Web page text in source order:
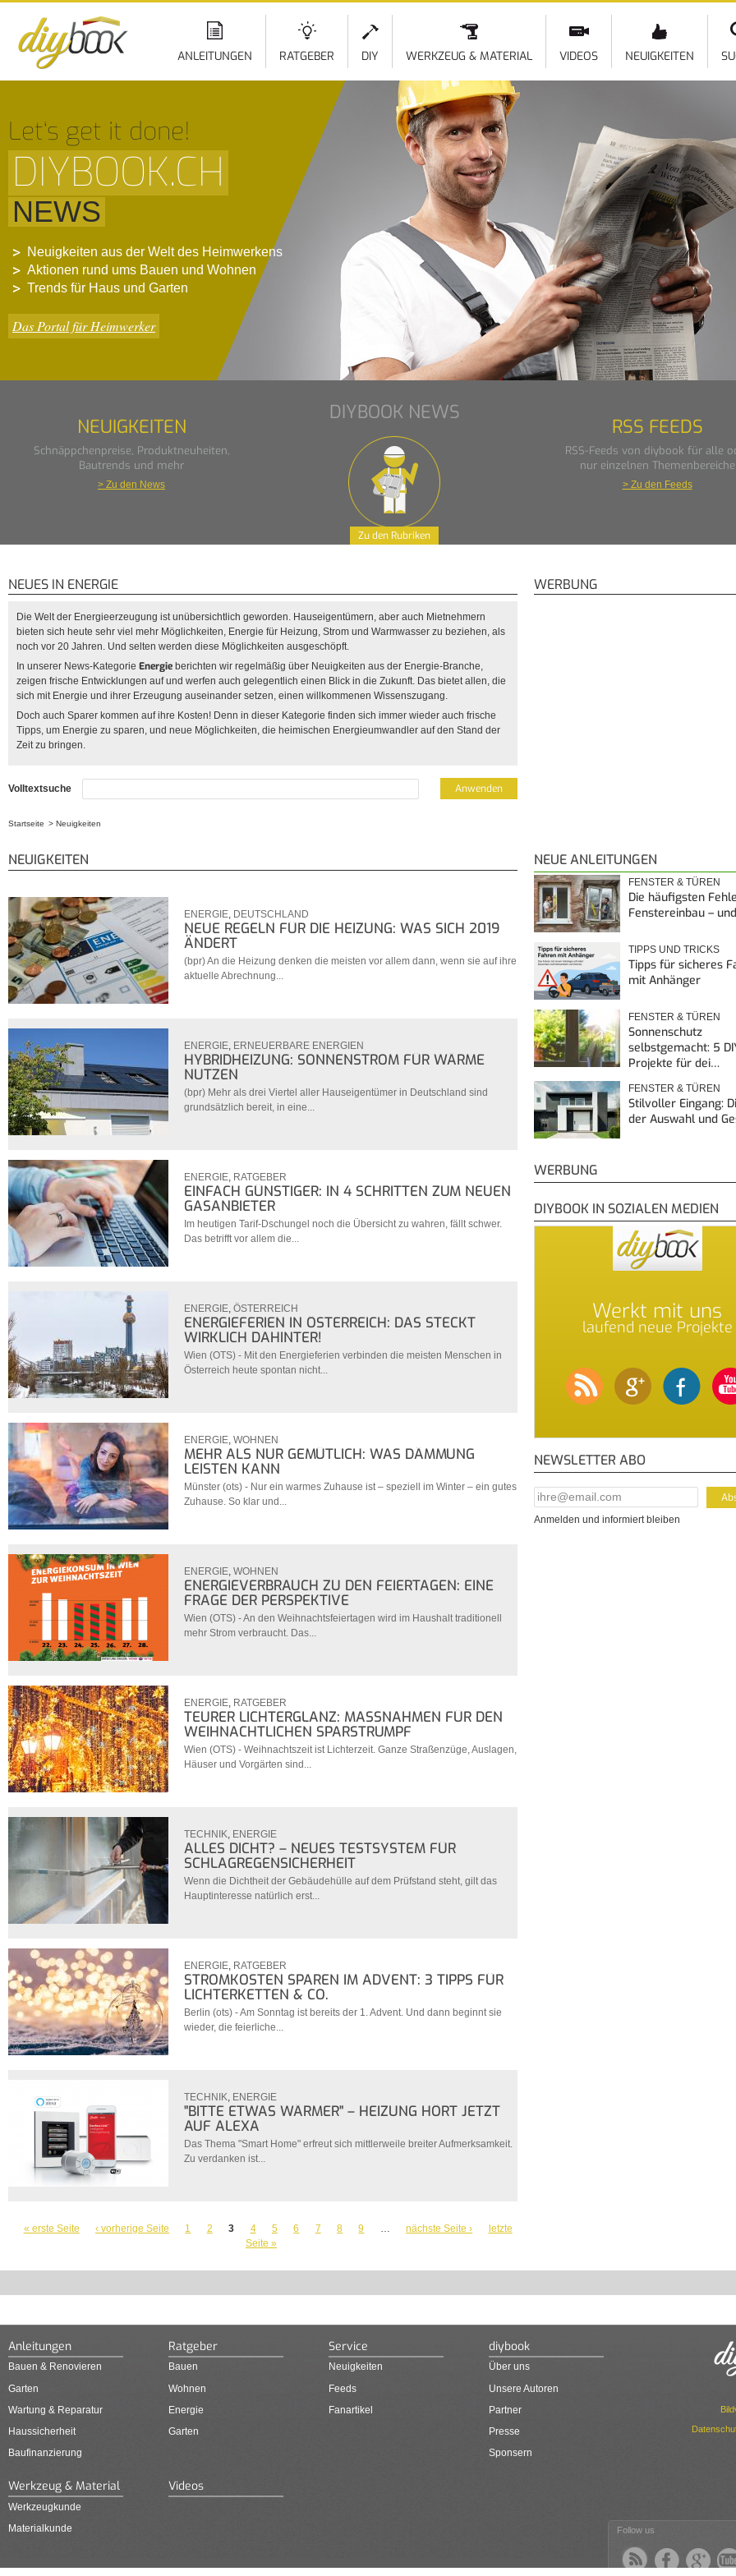
ANLEITUNGEN RATGEBER DIY WERKZEUG & MATERIAL VIDEOS NEUIGKEITEN
Let‘s get it done!
DIYBOOK.CH
NEWS
Neuigkeiten aus der Welt des Heimwerkens
Aktionen rund ums Bauen und Wohnen
Trends für Haus und Garten
Das Portal für Heimwerker
NEUIGKEITEN
Schnäppchenpreise, Produktneuheiten,
Bautrends und mehr
> Zu den News
DIYBOOK NEWS
RSS FEEDS
RSS-Feeds von diybook für alle
nur einzelnen Themenbereiche
> Zu den Feeds
Zu den Rubriken
NEUES IN ENERGIE
Die Welt der Energieerzeugung ist unübersichtlich geworden. Hauseigentümern, aber auch Mietnehmern
bieten sich heute sehr viel mehr Möglichkeiten, Energie für Heizung, Strom und Warmwasser zu beziehen, als
noch vor 20 Jahren. Und selten werden diese Möglichkeiten ausgeschöpft.
In unserer News-Kategorie Energie berichten wir regelmäßig über Neuigkeiten aus der Energie-Branche,
zeigen frische Entwicklungen auf und werfen auch gelegentlich einen Blick in die Zukunft. Das bietet allen, die
sich mit Energie und ihrer Erzeugung auseinander setzen, einen willkommenen Wissenszugang.
Doch auch Sparer kommen auf ihre Kosten! Denn in dieser Kategorie finden sich immer wieder auch frische
Tipps, um Energie zu sparen, und neue Möglichkeiten, die heimischen Energieumwandler auf den Stand der
Zeit zu bringen.
Volltextsuche
WERBUNG
Startseite Neuigkeiten
NEUIGKEITEN
ENERGIE, DEUTSCHLAND
NEUE REGELN FÜR DIE HEIZUNG: WAS SICH 2019
ÄNDERT
(bpr) An die Heizung denken die meisten vor allem dann, wenn sie auf ihre
aktuelle Abrechnung...
ENERGIE, ERNEUERBARE ENERGIEN
HYBRIDHEIZUNG: SONNENSTROM FÜR WÄRME
NUTZEN
(bpr) Mehr als drei Viertel aller Hauseigentümer in Deutschland sind
grundsätzlich bereit, in eine...
ENERGIE, RATGEBER
EINFACH GÜNSTIGER: IN 4 SCHRITTEN ZUM NEUEN
GASANBIETER
Im heutigen Tarif-Dschungel noch die Übersicht zu wahren, fällt schwer.
Das betrifft vor allem die...
ENERGIE, ÖSTERREICH
ENERGIEFERIEN IN ÖSTERREICH: DAS STECKT
WIRKLICH DAHINTER!
Wien (OTS) - Mit den Energieferien verbinden die meisten Menschen in
Österreich heute spontan nicht...
ENERGIE, WOHNEN
MEHR ALS NUR GEMÜTLICH: WAS DÄMMUNG
LEISTEN KANN
Münster (ots) - Nur ein warmes Zuhause ist – speziell im Winter – ein gutes
Zuhause. So klar und...
ENERGIE, WOHNEN
ENERGIEVERBRAUCH ZU DEN FEIERTAGEN: EINE
FRAGE DER PERSPEKTIVE
Wien (OTS) - An den Weihnachtsfeiertagen wird im Haushalt traditionell
mehr Strom verbraucht. Das...
ENERGIE, RATGEBER
TEURER LICHTERGLANZ: MASSNAHMEN FÜR DEN W
EIHNACHTLICHEN SPARSTRUMPF
Wien (OTS) - Weihnachtszeit ist Lichterzeit. Ganze Straßenzüge, Auslagen,
Häuser und Vorgärten sind...
TECHNIK, ENERGIE
ALLES DICHT? – NEUES TESTSYSTEM FÜR
SCHLAGREGENSICHERHEIT
Wenn die Dichtheit der Gebäudehülle auf dem Prüfstand steht, gilt das
Hauptinteresse natürlich erst...
ENERGIE, RATGEBER
STROMKOSTEN SPAREN IM ADVENT: 3 TIPPS FÜR
LICHTERKETTEN & CO.
Berlin (ots) - Am Sonntag ist bereits der 1. Advent. Und dann beginnt sie
wieder, die feierliche...
TECHNIK, ENERGIE
"BITTE ETWAS WÄRMER" – HEIZUNG HÖRT JETZT
AUF ALEXA
Das Thema "Smart Home" erfreut sich mittlerweile breiter Aufmerksamkeit.
Zu verdanken ist...
SEITEN
« erste Seite ‹ vorherige Seite 1 2 3 4 5 6 7 8 9 … nächste Seite ›
letzte
Seite »
NEUE ANLEITUNGEN
FENSTER & TÜREN
Die häufigsten
Fenstereinbau –
TIPPS UND TRICKS
Tipps für sicheres
mit Anhänger
FENSTER & TÜREN
Sonnenschutz
selbstgemacht: 5
Projekte für dei…
FENSTER & TÜREN
Stilvoller Eingang:
der Auswahl und
WERBUNG
DIYBOOK IN SOZIALEN MEDIEN
Werkt mit uns
laufend neue Projekte
NEWSLETTER ABO
E-Mail Addresse*
Anmelden und informiert bleiben
Anleitungen
Bauen & Renovieren
Garten
Wartung & Reparatur
Haussicherheit
Baufinanzierung
Ratgeber
Bauen
Wohnen
Energie
Garten
Service
Neuigkeiten
Feeds
Fanartikel
diybook
Über uns
Unsere Autoren
Partner
Presse
Sponsern
Werkzeug & Material
Werkzeugkunde
Materialkunde
Videos
Follow us